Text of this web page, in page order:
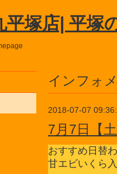
平塚店| 平塚
インフォ
2018-07-07
7月7日【
おすすめ日替
甘エビいくら